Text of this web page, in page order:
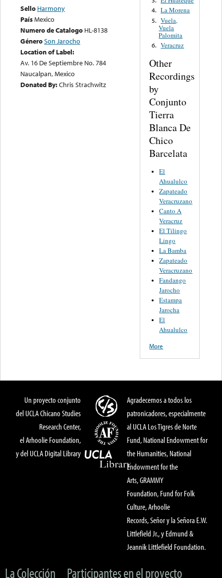
Sello Harmony
PaísMexico
Numero de Catalogo HL-8138
GéneroSon Jarocho
Location of Label:
Av. 16 De Septiembre No. 784
Naucalpan, Mexico
Donated By:Chris Strachwitz
4. La Morena
5. Vuela,
Vuela
Palomita
6. Veracruz
Other
Recordings
by
Conjunto
Tierra
Blanca De
Chico
Barcelata
El
Ahualulco
Zapateado
Veracruzano
Canto A
Veracruz
El Tilingo
Lingo
La Bamba
Zapateado
Veracruzano
Fandango
Jarocho
Estampa
Jarocha
El
Ahualulco
More
Un proyecto conjunto
del UCLA Chicano Studies
Research Center,
el Arhoolie Foundation,
y del UCLA Digital Library
Agradecemos a todos los
patronicadores, especialmente
al UCLA Los Tigres de Norte
Fund, National Endowment for
the Humanities, National
Endowment for the
Arts, GRAMMY
Foundation, Fund for Folk
Culture, Arhoolie
Records, Señor y la Señora E.W.
Littlefield Jr., y Edmund &
Jeannik Littlefield Foundation.
La Colección Participantes en el proyecto